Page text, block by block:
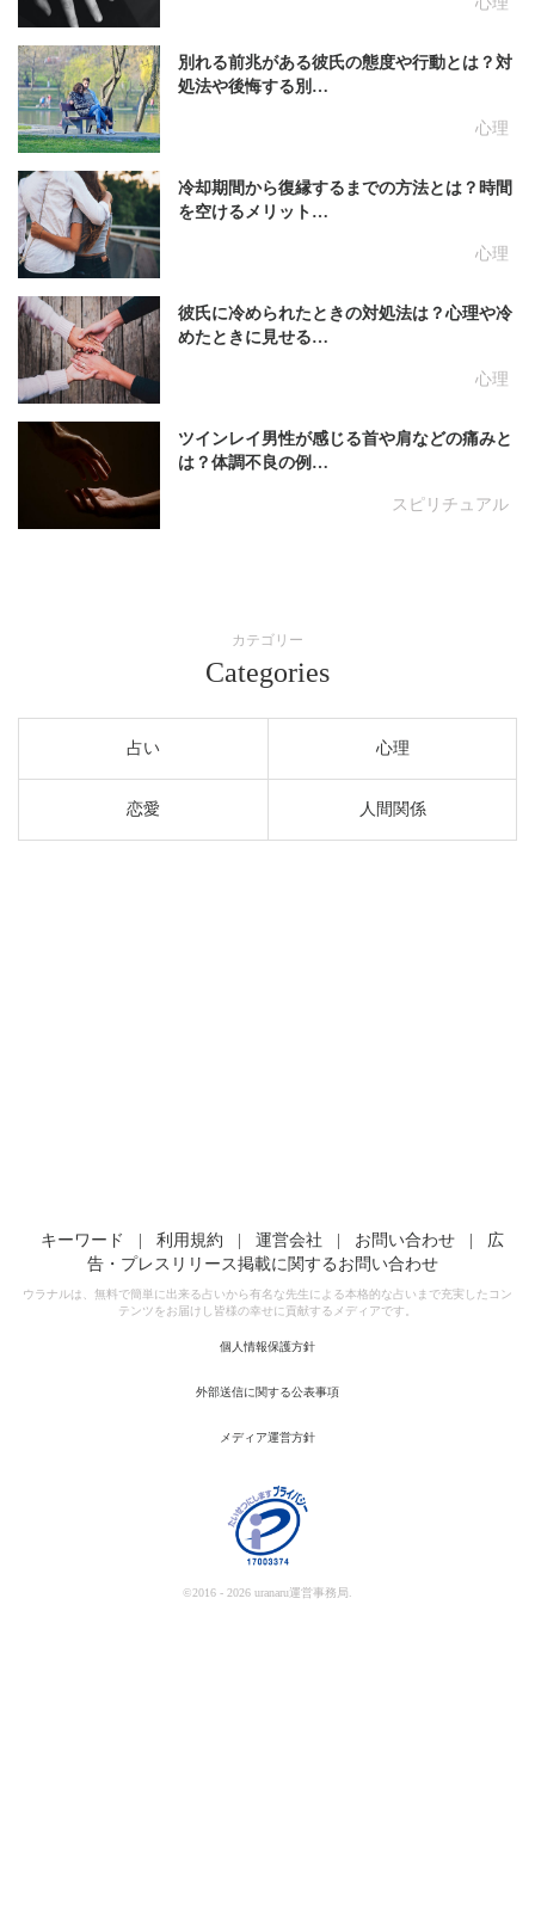
心理
別れる前兆がある彼氏の態度や行動とは？対
処法や後悔する別…
心理
冷却期間から復縁するまでの方法とは？時間
を空けるメリット…
心理
彼氏に冷められたときの対処法は？心理や冷
めたときに見せる…
スピリチュアル
ツインレイ男性が感じる首や肩などの痛みと
は？体調不良の例…
カテゴリー
Categories
占い 心理
恋愛 人間関係
キーワード | 利用規約 | 運営会社 | お問い合わせ |
広
告・プレスリリース掲載に関するお問い合わせ
ウラナルは、無料で簡単に出来る占いから有名な先生による本格的な占いまで充実したコン
テンツをお届けし皆様の幸せに貢献するメディアです。
個人情報保護方針
外部送信に関する公表事項
メディア運営方針
©2016 - 2026 uranaru運営事務局.